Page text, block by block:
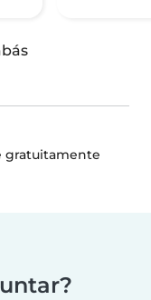
gratuitamente